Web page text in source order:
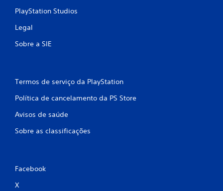
PlayStation Studios
Legal
Sobre a SIE
Termos de serviço da PlayStation
Política de cancelamento da PS Store
Avisos de saúde
Sobre as classificações
Facebook
X